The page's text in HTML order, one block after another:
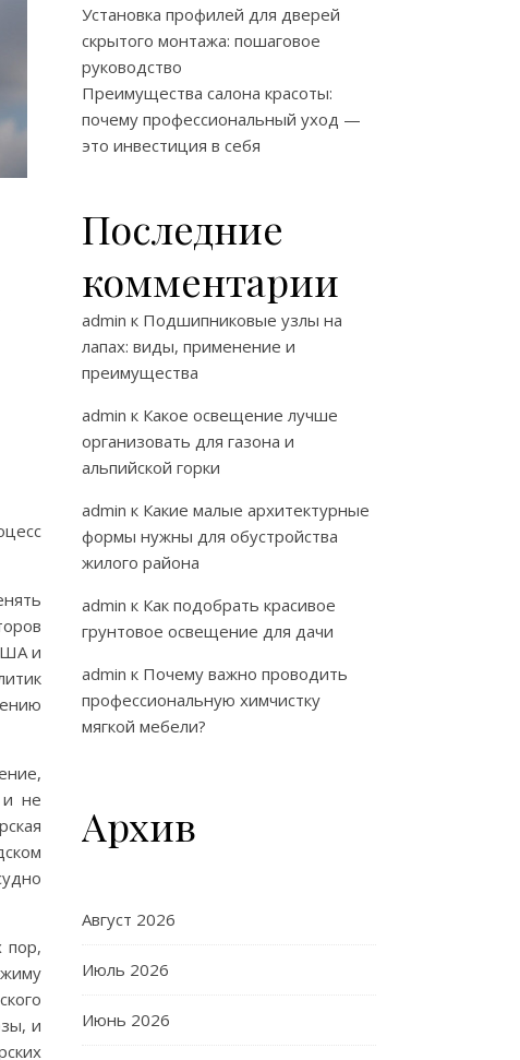
и
и не
пор,
и
Установка профилей для дверей
скрытого монтажа: пошаговое
руководство
Преимущества салона красоты:
почему профессиональный уход —
это инвестиция в себя
Последние
комментарии
admin к Подшипниковые узлы на
лапах: виды, применение и
преимущества
admin к Какое освещение лучше
организовать для газона и
альпийской горки
admin к Какие малые архитектурные
формы нужны для обустройства
жилого района
admin к Как подобрать красивое
грунтовое освещение для дачи
admin к Почему важно проводить
профессиональную химчистку
мягкой мебели?
Архив
Август 2026
Июль 2026
Июнь 2026